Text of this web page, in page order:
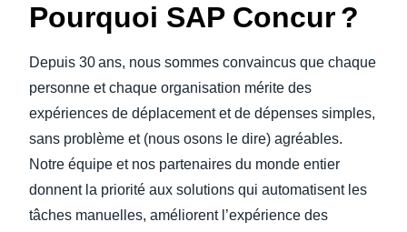
Pourquoi SAP Concur ?
Depuis 30 ans, nous sommes convaincus que chaque
personne et chaque organisation mérite des
expériences de déplacement et de dépenses simples,
sans problème et (nous osons le dire) agréables.
Notre équipe et nos partenaires du monde entier
donnent la priorité aux solutions qui automatisent les
tâches manuelles, améliorent l’expérience des